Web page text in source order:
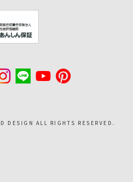
DESIGN ALL RIGHTS RESERVED.